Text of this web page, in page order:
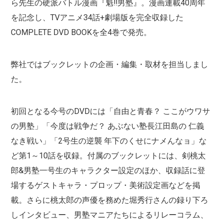
ら先生の硬派バトル漫画『魁!!男塾』。漫画連載40周年
を記念し、TVアニメ34話+劇場版を完全収録した
COMPLETE DVD BOOKを全4巻で発売。
弊社ではブックレットの企画・編集・取材を担当しまし
た。
初回となる今号のDVDには「自由と青春？ ここがウワサ
の男塾」「今度は戦争だ？ あぶない塾長江田島の 仁義
なき戦い」「2号生の逆襲 年下のくせにナメんなョ」な
ど第1～10話を収録。付属のブックレットには、剣桃太
郎&男塾一号生のキャラクター設定のほか、収録話に登
場するゲストキャラ・プロップ・美術設定画などを掲
載。さらに桃太郎の声優を務めた堀秀行さんの録り下ろ
しインタビュー、男塾マニアたちによるリレーコラム、